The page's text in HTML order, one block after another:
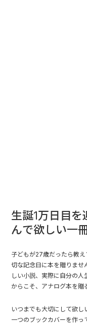
生誕1万日目
んで欲しい一
子どもが27歳だったら教
切な記念日に本を贈りませ
しい小説、実際に自分の
からこそ、アナログ本を贈
いつまでも大切にして欲
一つのブックカバーを作っ